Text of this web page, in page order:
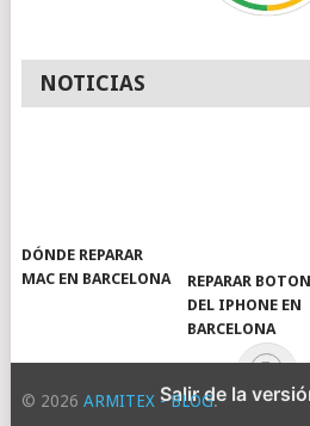
NOTICIAS
DÓNDE REPARAR
MAC EN BARCELONA
REPARAR
DEL IPHONE EN
BARCELONA
© 2026ARMITEX - BLOG.
Salir de la